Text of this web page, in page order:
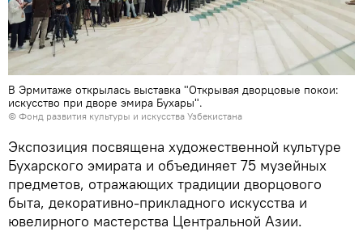
В Эрмитаже открылась выставка "Открывая дворцовые покои:
искусство при дворе эмира Бухары".
© Фонд развития культуры и искусства Узбекистана
Экспозиция посвящена художественной культуре
Бухарского эмирата и объединяет 75 музейных
предметов, отражающих традиции дворцового
быта, декоративно-прикладного искусства и
ювелирного мастерства Центральной Азии.